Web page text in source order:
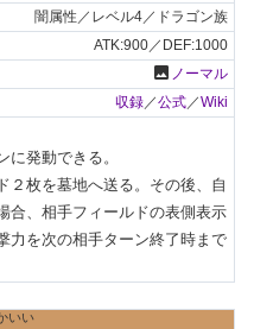
闇属性／レベル4／ドラゴン族
ATK:900／DEF:1000
photo ノーマル
収録／公式／Wiki
に発動できる。
２枚を墓地へ送る。その後、自
合、相手フィールドの表側表示
力を次の相手ターン終了時まで
いい